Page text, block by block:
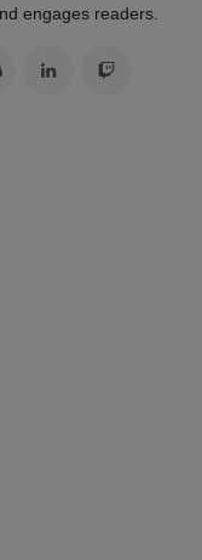
engages readers.